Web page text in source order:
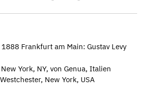
Frankfurt am Main: Gustav Levy
York, NY, von Genua, Italien
New York, USA